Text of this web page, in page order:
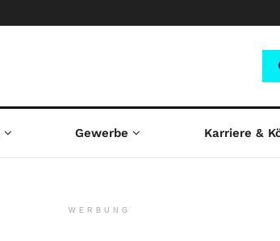
Gewerbe Karriere &
WERBUNG